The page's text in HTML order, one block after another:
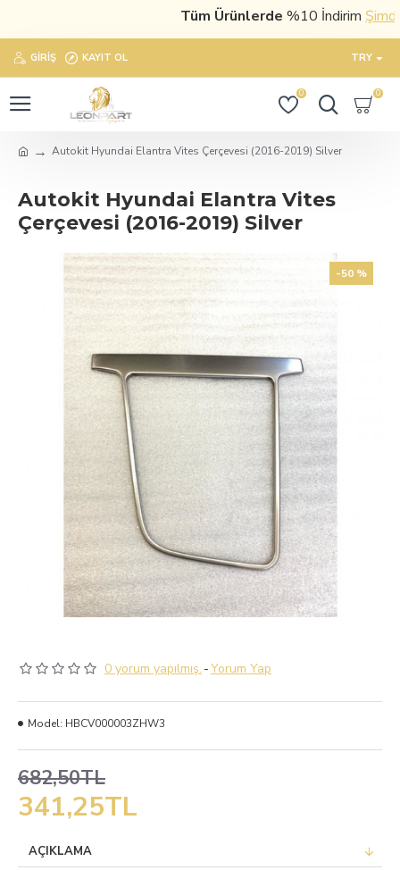
Tüm Ürünlerde%10 İndirimŞimdi
GIRIŞ KAYIT OL TRY
0 0
Autokit Hyundai Elantra Vites Çerçevesi (2016-2019) Silver
Autokit Hyundai Elantra Vites
Çerçevesi (2016-2019) Silver
-50 %
0 yorum yapılmış. -Yorum Yap
341,25TL
682,50TL
Model: HBCV000003ZHW3
AÇIKLAMA